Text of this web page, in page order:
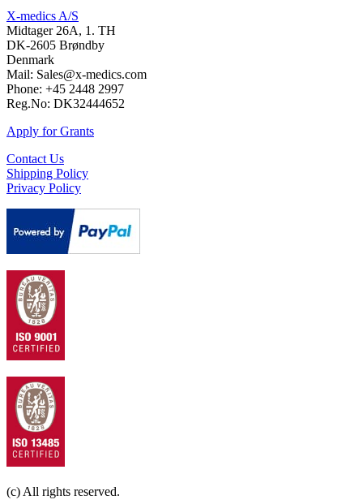
X-medics A/S
Midtager 26A, 1. TH
DK-2605 Brøndby
Denmark
Mail: Sales@x-medics.com
Phone: +45 2448 2997
Reg.No: DK32444652
Apply for Grants
Contact Us
Shipping Policy
Privacy Policy
(c) All rights reserved.